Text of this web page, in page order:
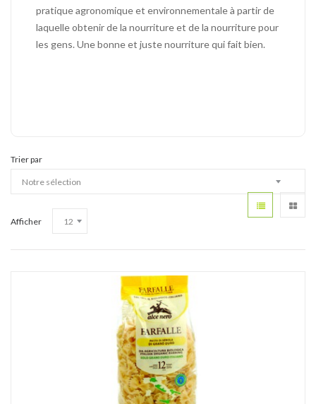
pratique agronomique et environnementale à partir de
laquelle obtenir de la nourriture et de la nourriture pour
les gens. Une bonne et juste nourriture qui fait bien.
Trier par
Afficher